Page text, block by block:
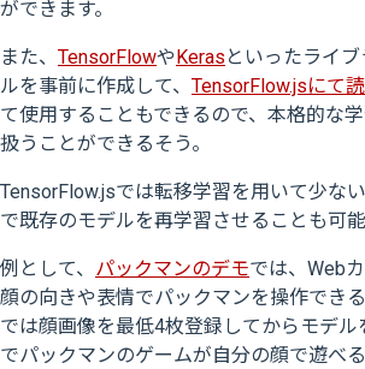
ができます。
また、 TensorFlowや Keras といったライ
ルを事前に作成して、 TensorFlow.jsにて
て使用することもできるので、本格的な
扱うことができるそう。
TensorFlow.jsでは転移学習を用いて少な
で既存のモデルを再学習させることも可能
例として、 パックマンのデモでは、Web
顔の向きや表情でパックマンを操作でき
では顔画像を最低4枚登録してからモデ
でパックマンのゲームが自分の顔で遊べる